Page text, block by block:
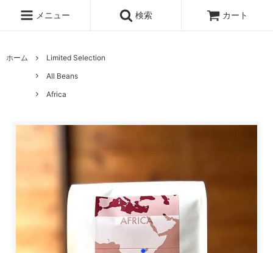
メニュー 検索 カート
ホーム
Limited Selection
All Beans
Africa